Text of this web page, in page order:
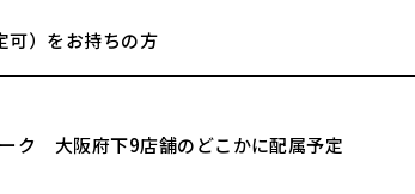
）をお持ちの方
ーク 大阪府下9店舗のどこかに配属予定